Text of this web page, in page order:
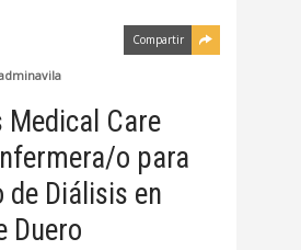
Compartir
Medical Care
o para
de Diálisis en
Duero